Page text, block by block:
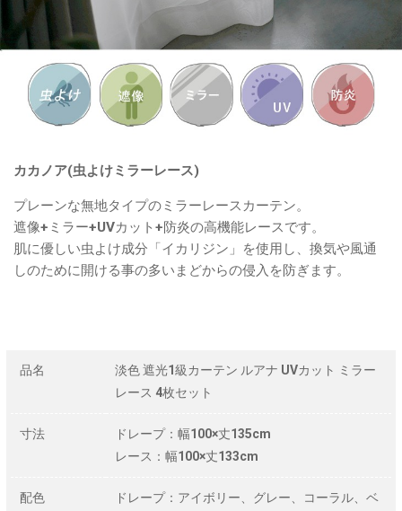
カカノア(虫よけミラーレース)
プレーンな無地タイプのミラーレースカーテン。
遮像+ミラー+UVカット+防炎の高機能レースです。
肌に優しい虫よけ成分「イカリジン」を使用し、換気や風通
しのために開ける事の多いまどからの侵入を防ぎます。
品名
淡色 遮光1級カーテン ルアナ UVカット ミラー
レース 4枚セット
寸法
ドレープ：幅100×丈135cm
レース：幅100×丈133cm
配色
ドレープ：アイボリー、グレー、コーラル、ベ